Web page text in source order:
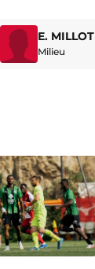
E. MILLOT
Milieu